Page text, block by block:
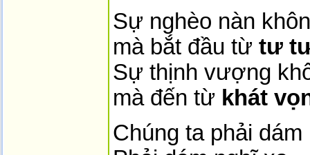
Sự nghèo nàn
mà bắt đầu từ tư
Sự thịnh vượng
mà đến từ khát
Chúng ta phải